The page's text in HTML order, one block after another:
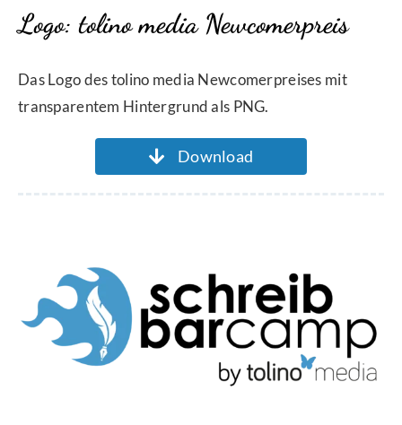
Logo: tolino media Newcomerpreis
Das Logo des tolino media Newcomerpreises mit
transparentem Hintergrund als PNG.
Download